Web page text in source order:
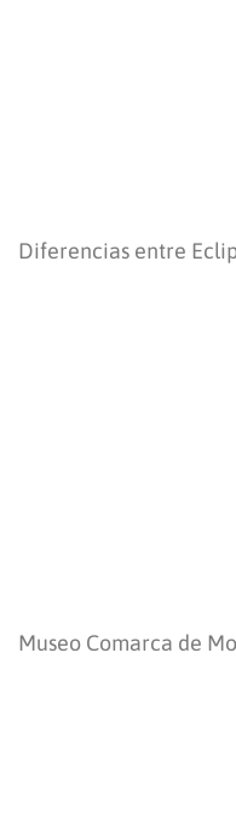
Diferencias entre
Museo Comarca de